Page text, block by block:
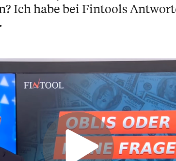
Ich habe bei Fintools